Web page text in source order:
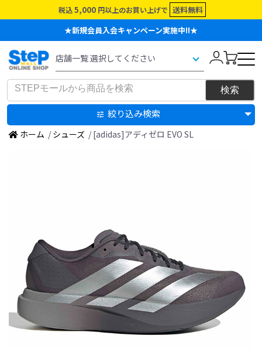
税込 5,000 円以上のお買い上げで 送料無料
★新規会員入会キャンペーン実施中!!★
絞り込み検索
ホーム / シューズ / [adidas]アディゼロ EVO SL